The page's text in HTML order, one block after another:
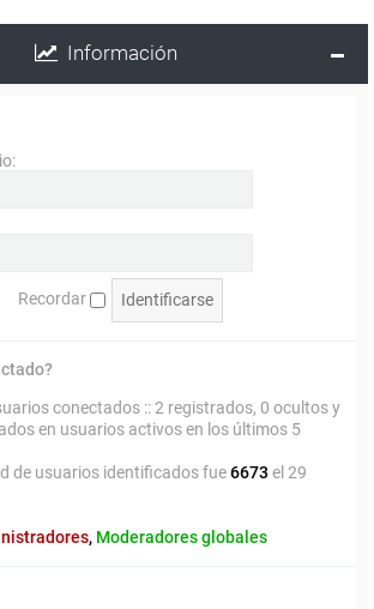
Información
Recordar
conectados :: 2 registrados, 0 ocultos y
en usuarios activos en los últimos 5
de usuarios identificados fue6673 el 29
, Moderadores globales